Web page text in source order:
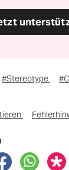
#Stereotype